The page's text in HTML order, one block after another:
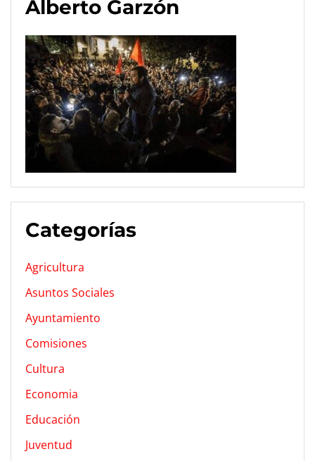
Alberto Garzón
Categorías
Agricultura
Asuntos Sociales
Ayuntamiento
Comisiones
Cultura
Economia
Educación
Juventud